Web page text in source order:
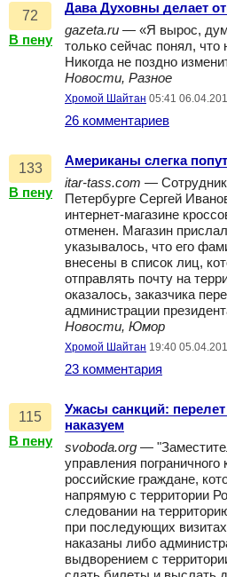
72
В пену
Дава Духовны делает
gazeta.ru — «Я вырос,
только сейчас понял,
Никогда не поздно
Новости, Разное
Хромой Шайтан 05:41
26 комментариев
133
В пену
Американы слегка
itar-tass.com — Сотрудник
Петербурге Сергей
интернет-магазине
отменен. Магазин
указывалось, что его
внесены в список лиц,
отправлять почту на
оказалось, заказчика
администрации
Новости, Юмор
Хромой Шайтан 19:40
23 комментария
115
В пену
Ужасы санкций:
наказуем
svoboda.org —
управления пограничного
российские граждане,
напрямую с территории
следовании на
при последующих
наказаны либо
выдворением с